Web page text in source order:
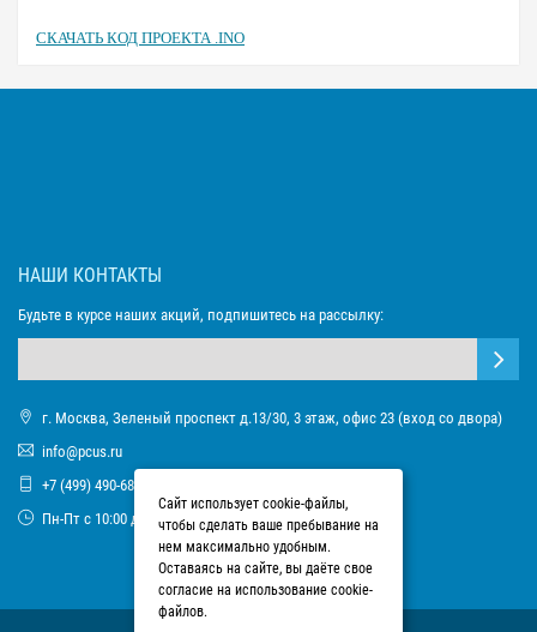
СКАЧАТЬ КОД ПРОЕКТА .INO
НАШИ КОНТАКТЫ
Будьте в курсе наших акций, подпишитесь на рассылку:
г. Москва, Зеленый проспект д.13/30, 3 этаж, офис 23 (вход со двора)
info@pcus.ru
+7 (499) 490-68-93
Пн-Пт с 10:00 до 17:00
Сайт использует cookie-файлы,
чтобы сделать ваше пребывание на
нем максимально удобным.
Оставаясь на сайте, вы даёте свое
согласие на использование cookie-
файлов.